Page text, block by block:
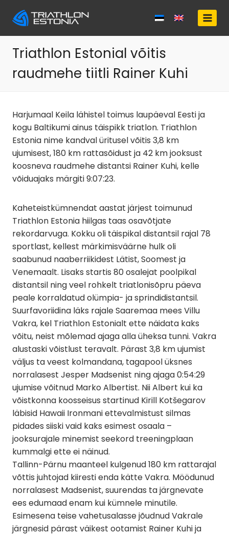
Triathlon Estonial võitis
raudmehe tiitli Rainer Kuhi
Harjumaal Keila lähistel toimus laupäeval Eesti ja
kogu Baltikumi ainus täispikk triatlon. Triathlon
Estonia nime kandval üritusel võitis 3,8 km
ujumisest, 180 km rattasõidust ja 42 km jooksust
koosneva raudmehe distantsi Rainer Kuhi, kelle
võiduajaks märgiti 9:07:23.
Kaheteistkümnendat aastat järjest toimunud
Triathlon Estonia hiilgas taas osavõtjate
rekordarvuga. Kokku oli täispikal distantsil rajal 78
sportlast, kellest märkimisväärne hulk oli
saabunud naaberriikidest Lätist, Soomest ja
Venemaalt. Lisaks startis 80 osalejat poolpikal
distantsil ning veel rohkelt triatlonisõpru päeva
peale korraldatud olümpia- ja sprindidistantsil.
Suurfavoriidina läks rajale Saaremaa mees Villu
Vakra, kel Triathlon Estonialt ette näidata kaks
võitu, neist mõlemad ajaga alla üheksa tunni. Vakra
alustaski võistlust teravalt. Pärast 3,8 km ujumist
väljus ta veest kolmandana, tagapool üksnes
norralasest Jesper Madsenist ning ajaga 0:54:29
ujumise võitnud Marko Albertist. Nii Albert kui ka
võistkonna koosseisus startinud Kirill Kotšegarov
läbisid Hawaii Ironmani ettevalmistust silmas
pidades siiski vaid kaks esimest osaala –
jooksurajale minemist seekord treeningplaan
kummalgi ette ei näinud.
Tallinn-Pärnu maanteel kulgenud 180 km rattarajal
võttis juhtojad kiiresti enda kätte Vakra. Möödunud
norralasest Madsenist, suurendas ta järgnevate
ees edumaad enam kui kümnele minutile.
Esimesena teise vahetusalasse jõudnud Vakrale
järgnesid pärast väikest ootamist Rainer Kuhi ja